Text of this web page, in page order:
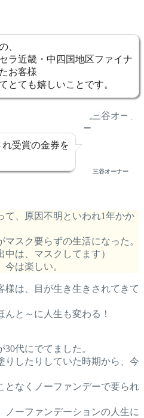
、
ラ近畿・中四国地区ファイナ
お客様
とても嬉しいことです。
受賞の金券を
三谷オーナー
て、原因不明といわれ1年かか
スク要らずの生活になった。
中は、マスクしてます）
は楽しい。
様は、目が生き生きされてきて
と～に人生も変わる！
代にでてました。
りしたりしていた時期から、今
となくノーファンデーで要られ
ノーファンデーションの人生に